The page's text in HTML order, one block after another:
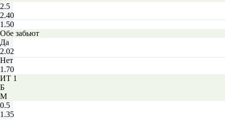
2.5
2.40
1.50
Обе забьют
Да
2.02
Нет
1.70
ИТ 1
Б
М
0.5
1.35